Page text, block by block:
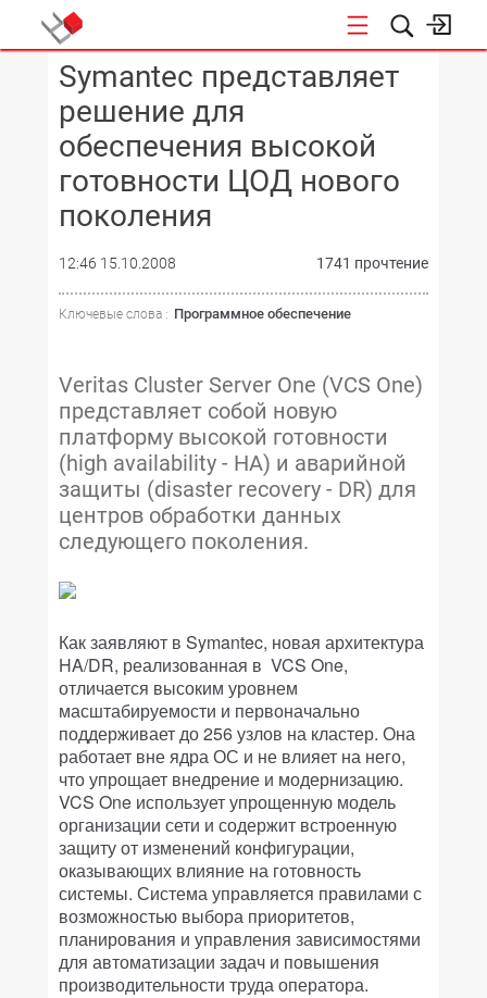
КОНФЕРЕНЦИИ
Symantec представляет
решение для
обеспечения высокой
готовности ЦОД нового
поколения
12:46 15.10.2008 1741 прочтение
Ключевые слова : Программное обеспечение
Veritas Cluster Server One (VCS One)
представляет собой новую
платформу высокой готовности
(high availability - HA) и аварийной
защиты (disaster recovery - DR) для
центров обработки данных
следующего поколения.
Как заявляют в Symantec, новая архитектура
HA/DR, реализованная в VCS One,
отличается высоким уровнем
масштабируемости и первоначально
поддерживает до 256 узлов на кластер. Она
работает вне ядра ОС и не влияет на него,
что упрощает внедрение и модернизацию.
VCS One использует упрощенную модель
организации сети и содержит встроенную
защиту от изменений конфигурации,
оказывающих влияние на готовность
системы. Система управляется правилами с
возможностью выбора приоритетов,
планирования и управления зависимостями
для автоматизации задач и повышения
производительности труда оператора.